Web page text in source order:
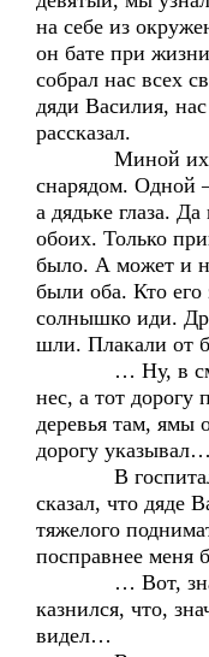
на себе из
он бате при
собрал нас всех
дяди Василия,
рассказал.
Миной их
снарядом. Одной
а дядьке глаза.
обоих. Только
было. А может и
были оба. Кто его
солнышко иди.
шли. Плакали от
… Ну, в
нес, а тот дорогу
деревья там,
дорогу
В госпиталь
сказал, что дяде
тяжелого
посправнее меня
… Вот,
казнился, что,
видел…